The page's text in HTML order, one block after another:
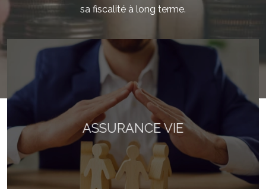
sa fiscalité à long terme.
ASSURANCE VIE